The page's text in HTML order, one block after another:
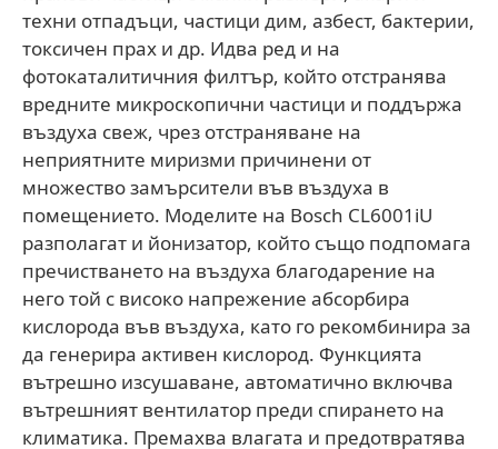
техни отпадъци, частици дим, азбест, бактерии,
токсичен прах и др. Идва ред и на
фотокаталитичния филтър, който отстранява
вредните микроскопични частици и поддържа
въздуха свеж, чрез отстраняване на
неприятните миризми причинени от
множество замърсители във въздуха в
помещението. Моделите на Bosch CL6001iU
разполагат и йонизатор, който също подпомага
пречистването на въздуха благодарение на
него той с високо напрежение абсорбира
кислорода във въздуха, като го рекомбинира за
да генерира активен кислород. Функцията
вътрешно изсушаване, автоматично включва
вътрешният вентилатор преди спирането на
климатика. Премахва влагата и предотвратява